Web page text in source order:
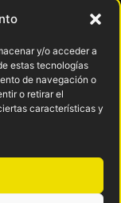
y/o acceder a
estas tecnologías
de navegación o
o retirar el
características y